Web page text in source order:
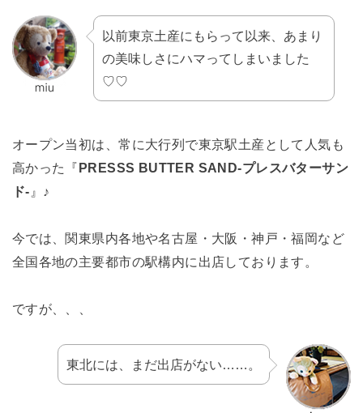
以前東京土産にもらって以来、あまり
の美味しさにハマってしまいました
♡♡
オープン当初は、常に大行列で東京駅土産として人気も
高かった『PRESSS BUTTER SAND-プレスバターサン
ド- 』♪
今では、関東県内各地や名古屋・大阪・神戸・福岡など
全国各地の主要都市の駅構内に出店しております。
ですが、、、
東北には、まだ出店がない……。